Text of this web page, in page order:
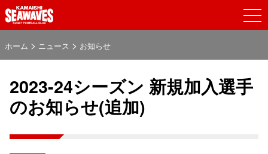
ホーム > ニュース > お知らせ
2023-24シーズン 新規加入選手
のお知らせ(追加)